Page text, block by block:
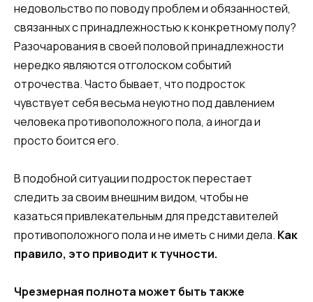
недовольство по поводу проблем и обязанностей,
связанных с принадлежностью к конкретному полу?
Разочарования в своей половой принадлежности
нередко являются отголоском событий
отрочества. Часто бывает, что подросток
чувствует себя весьма неуютно под давлением
человека противоположного пола, а иногда и
просто боится его.
В подобной ситуации подросток перестает
следить за своим внешним видом, чтобы не
казаться привлекательным для представителей
противоположного пола и не иметь с ними дела. Как
правило, это приводит к тучности.
Чрезмерная полнота может быть также